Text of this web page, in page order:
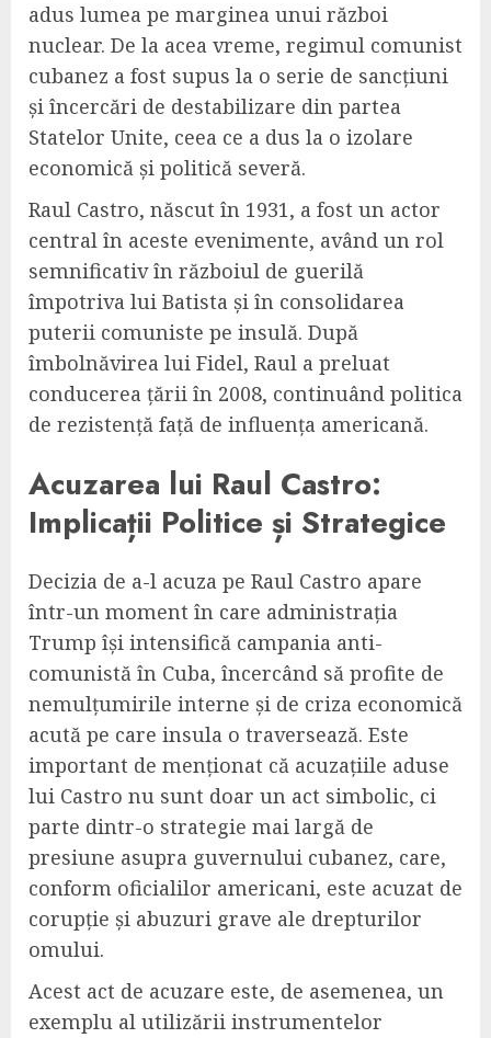
adus lumea pe marginea unui război
nuclear. De la acea vreme, regimul comunist
cubanez a fost supus la o serie de sancțiuni
și încercări de destabilizare din partea
Statelor Unite, ceea ce a dus la o izolare
economică și politică severă.
Raul Castro, născut în 1931, a fost un actor
central în aceste evenimente, având un rol
semnificativ în războiul de guerilă
împotriva lui Batista și în consolidarea
puterii comuniste pe insulă. După
îmbolnăvirea lui Fidel, Raul a preluat
conducerea țării în 2008, continuând politica
de rezistență față de influența americană.
Acuzarea lui Raul Castro:
Implicații Politice și Strategice
Decizia de a-l acuza pe Raul Castro apare
într-un moment în care administrația
Trump își intensifică campania anti-
comunistă în Cuba, încercând să profite de
nemulțumirile interne și de criza economică
acută pe care insula o traversează. Este
important de menționat că acuzațiile aduse
lui Castro nu sunt doar un act simbolic, ci
parte dintr-o strategie mai largă de
presiune asupra guvernului cubanez, care,
conform oficialilor americani, este acuzat de
corupție și abuzuri grave ale drepturilor
omului.
Acest act de acuzare este, de asemenea, un
exemplu al utilizării instrumentelor